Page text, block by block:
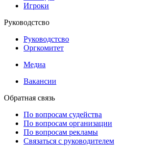
Игроки
Руководстсво
Руководстсво
Оргкомитет
Медиа
Вакансии
Обратная связь
По вопросам судейства
По вопросам организации
По вопросам рекламы
Связаться с руководителем